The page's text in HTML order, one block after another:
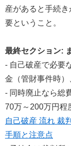
産があると手続
要ということ。
最終セクション:
- 自己破産で必要
金（管財事件時
- 同時廃止なら総
70万～200万円程
自己破産 流れ 裁
手順と注意点